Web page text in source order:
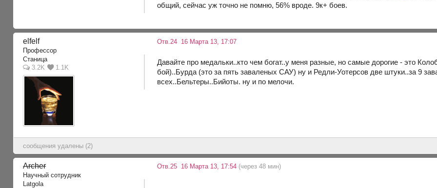
общий, сейчас уж точно не помню, 56% вроде. 9к+ боев.
elfelf
Профессор
Станица
3.2K
1.1K
Отв.24 16 Марта 13, 17:07
Давайте про медальки..кто чем богат..у меня разные, но самые дорогие - это
бой)..Бурда (это за пять заваленых САУ) ну и Редли-Уотерсов две штуки..за 9
всех..Бельтеры..Бийоты. ну и по мелочи.
сообщения удалены (2)
Archer
Научный сотрудник
Latgola
Отв.25 16 Марта 13, 17:54 (через 48 мин)